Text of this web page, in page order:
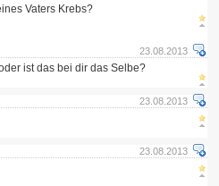
Vaters Krebs?
23.08.2013
ist das bei dir das Selbe?
23.08.2013
23.08.2013